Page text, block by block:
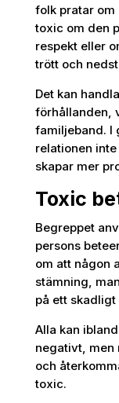
folk pratar om
toxic om den
respekt eller
trött och
Det kan
förhållanden,
familjeband. I
relationen
skapar mer
Toxic
Begreppet
persons
om att någon
stämning,
på ett skadligt
Alla kan
negativt, men
och
toxic.